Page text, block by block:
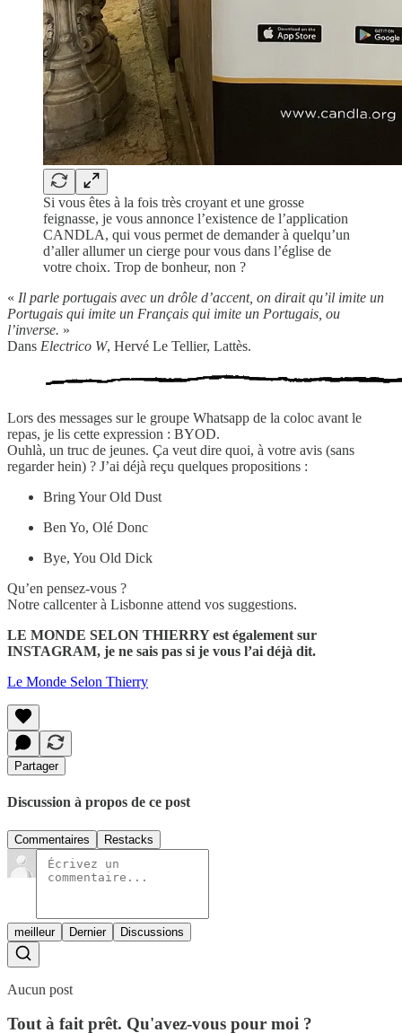
Si vous êtes à la fois très croyant et une grosse
feignasse, je vous annonce l’existence de l’application
CANDLA, qui vous permet de demander à quelqu’un
d’aller allumer un cierge pour vous dans l’église de
votre choix. Trop de bonheur, non ?
« Il parle portugais avec un drôle d’accent, on dirait qu’il imite un
Portugais qui imite un Français qui imite un Portugais, ou
l’inverse. »
Dans Electrico W, Hervé Le Tellier, Lattès.
Lors des messages sur le groupe Whatsapp de la coloc avant le
repas, je lis cette expression : BYOD.
Ouhlà, un truc de jeunes. Ça veut dire quoi, à votre avis (sans
regarder hein) ? J’ai déjà reçu quelques propositions :
Bring Your Old Dust
Ben Yo, Olé Donc
Bye, You Old Dick
Qu’en pensez-vous ?
Notre callcenter à Lisbonne attend vos suggestions.
LE MONDE SELON THIERRY est également sur
INSTAGRAM, je ne sais pas si je vous l’ai déjà dit.
Le Monde Selon Thierry
Partager
Discussion à propos de ce post
Commentaires Restacks
meilleur Dernier Discussions
Aucun post
Tout à fait prêt. Qu'avez-vous pour moi ?